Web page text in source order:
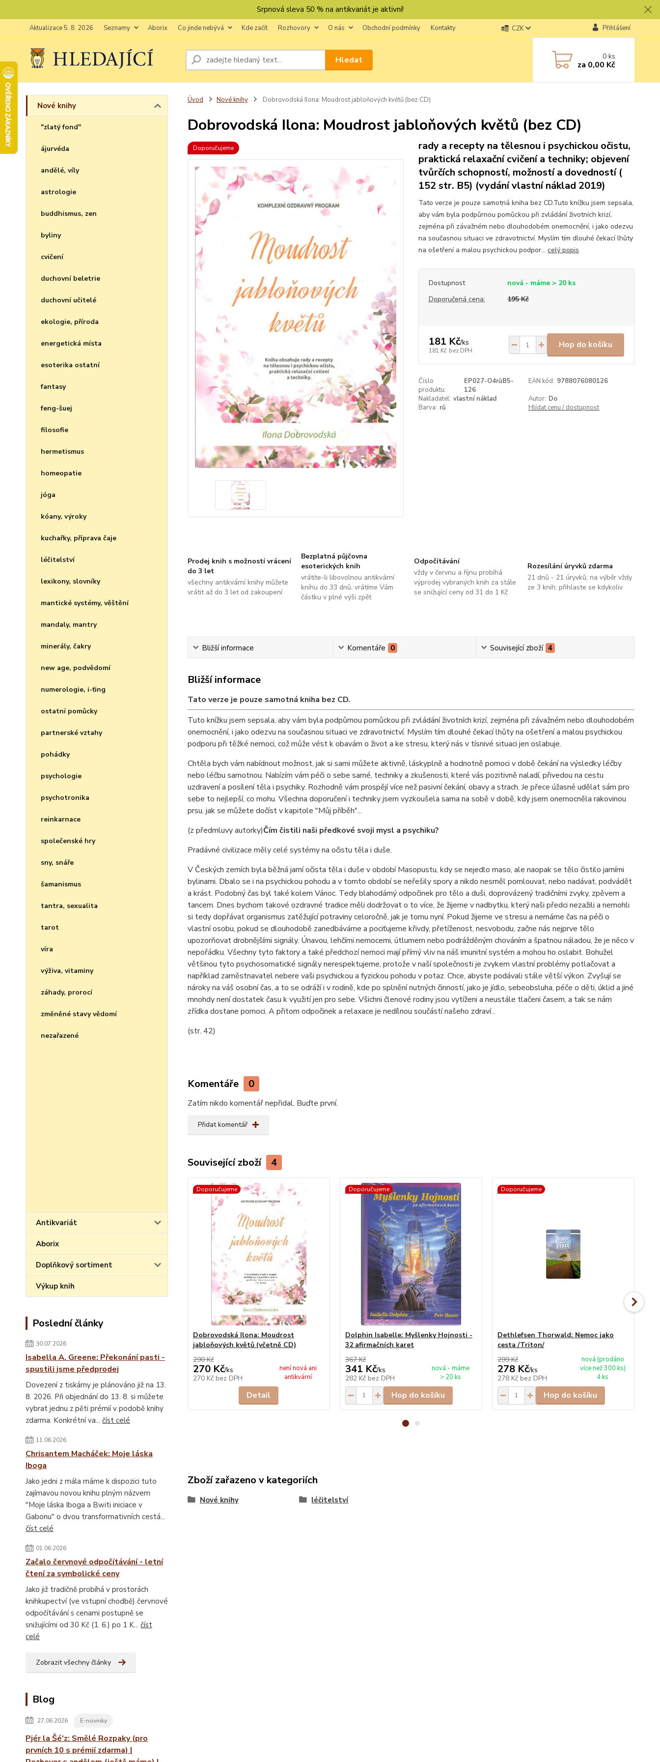
Srpnová sleva 50 % na antikvariát je aktivní!
Aktualizace 5. 8. 2026 Seznamy Aborix Co jinde nebývá Kde začít Rozhovory O nás Obchodní podmínky Kontakty CZK Přihlášení
Hledat 0ks
za 0,00 Kč
Nové knihy
"zlatý fond"
ájurvéda
andělé, víly
astrologie
buddhismus, zen
byliny
cvičení
duchovní beletrie
duchovní učitelé
ekologie, příroda
energetická místa
esoterika ostatní
fantasy
feng-šuej
filosofie
hermetismus
homeopatie
jóga
kóany, výroky
kuchařky, příprava čaje
léčitelství
lexikony, slovníky
mantické systémy, věštění
mandaly, mantry
minerály, čakry
new age, podvědomí
numerologie, i-ťing
ostatní pomůcky
partnerské vztahy
pohádky
psychologie
psychotronika
reinkarnace
společenské hry
sny, snáře
šamanismus
tantra, sexualita
tarot
víra
výživa, vitaminy
záhady, prorocí
změněné stavy vědomí
nezařazené
Antikvariát
Aborix
Doplňkový sortiment
Výkup knih
Poslední články
30.07.2026
Isabella A. Greene: Překonání pasti -
spustili jsme předprodej
Dovezení z tiskárny je plánováno již na 13.
8. 2026. Při objednání do 13. 8. si můžete
vybrat jednu z pěti prémií v podobě knihy
zdarma. Konkrétní va... číst celé
11.06.2026
Chrisantem Macháček: Moje láska
Iboga
Jako jedni z mála máme k dispozici tuto
zajímavou novou knihu plným názvem
"Moje láska Iboga a Bwiti iniciace v
Gabonu" o dvou transformativních cestá...
číst celé
01.06.2026
Začalo červnové odpočítávání - letní
čtení za symbolické ceny
Jako již tradičně probíhá v prostorách
knihkupectví (ve vstupní chodbě) červnové
odpočítávání s cenami postupně se
snižujícími od 30 Kč (1. 6.) po 1 K... číst
celé
Zobrazit všechny články
Blog
27.06.2026 E-novinky
Pjér la Šé'z: Smělé Rozpaky (pro
prvních 10 s prémií zdarma) |
Úvod Nové knihy Dobrovodská Ilona: Moudrost jabloňových květů (bez CD)
Dobrovodská Ilona: Moudrost jabloňových květů (bez CD)
Doporučujeme
rady a recepty na tělesnou i psychickou očistu,
praktická relaxační cvičení a techniky; objevení
tvůrčích schopností, možností a dovedností (
152 str. B5) (vydání vlastní náklad 2019)
Tato verze je pouze samotná kniha bez CD.Tuto knížku jsem sepsala,
aby vám byla podpůrnou pomůckou při zvládání životních krizí,
zejména při závažném nebo dlouhodobém onemocnění, i jako odezvu
na současnou situaci ve zdravotnictví. Myslím tím dlouhé čekací lhůty
na ošetření a malou psychickou podpor... celý popis
Dostupnost
nová - máme > 20 ks
Doporučená cena:
195 Kč
181 Kč/ks
181 Kč bez DPH
Hop do košíku
Číslo
produktu:
EP027-O4růB5-
126
EAN kód: 9788076080126
Nakladatel: vlastní náklad Autor: Do
Barva: rů Hlídat cenu / dostupnost
Prodej knih s možností vrácení
do 3 let
všechny antikvární knihy můžete
vrátit až do 3 let od zakoupení
Bezplatná půjčovna
esoterických knih
vrátíte-li libovolnou antikvární
knihu do 33 dnů, vrátíme Vám
částku v plné výši zpět
Odpočítávání
vždy v červnu a říjnu probíhá
výprodej vybraných knih za stále
se snižující ceny od 31 do 1 Kč
Rozesílání úryvků zdarma
21 dnů - 21 úryvků; na výběr vždy
ze 3 knih; přihlaste se kdykoliv
Bližší informace Komentáře 0 Související zboží 4
Bližší informace
Tato verze je pouze samotná kniha bez CD.
Tuto knížku jsem sepsala, aby vám byla podpůrnou pomůckou při zvládání životních krizí, zejména při závažném nebo dlouhodobém
onemocnění, i jako odezvu na současnou situaci ve zdravotnictví. Myslím tím dlouhé čekací lhůty na ošetření a malou psychickou
podporu při těžké nemoci, což může vést k obavám o život a ke stresu, který nás v tísnivé situaci jen oslabuje.
Chtěla bych vám nabídnout možnost, jak si sami můžete aktivně, láskyplně a hodnotně pomoci v době čekání na výsledky léčby
nebo léčbu samotnou. Nabízím vám péči o sebe samé, techniky a zkušenosti, které vás pozitivně naladí, přivedou na cestu
uzdravení a posílení těla i psychiky. Rozhodně vám prospějí více než pasivní čekání, obavy a strach. Je přece úžasné udělat sám pro
sebe to nejlepší, co mohu. Všechna doporučení i techniky jsem vyzkoušela sama na sobě v době, kdy jsem onemocněla rakovinou
prsu, jak se můžete dočíst v kapitole "Můj příběh"...
(z předmluvy autorky)Čím čistili naši předkové svoji mysl a psychiku?
Pradávné civilizace měly celé systémy na očistu těla i duše.
V Českých zemích byla běžná jarní očista těla i duše v období Masopustu, kdy se nejedlo maso, ale naopak se tělo čistilo jarními
bylinami. Dbalo se i na psychickou pohodu a v tomto období se neřešily spory a nikdo nesměl pomlouvat, nebo nadávat, podvádět
a krást. Podobný čas byl také kolem Vánoc. Tedy blahodárný odpočinek pro tělo a duši, doprovázený tradičními zvyky, zpěvem a
tancem. Dnes bychom takové ozdravné tradice měli dodržovat o to více, že žijeme v nadbytku, který naši předci nezažili a nemohli
si tedy dopřávat organismus zatěžující potraviny celoročně, jak je tomu nyní. Pokud žijeme ve stresu a nemáme čas na péči o
vlastní osobu, pokud se dlouhodobě zanedbáváme a pociťujeme křivdy, přetíženost, nesvobodu, začne nás nejprve tělo
upozorňovat drobnějšími signály. Únavou, lehčími nemocemi, útlumem nebo podrážděným chováním a špatnou náladou, že je něco v
nepořádku. Všechny tyto faktory a také předchozí nemoci mají přímý vliv na náš imunitní systém a mohou ho oslabit. Bohužel
většinou tyto psychosomatické signály nerespektujeme, protože v naší společnosti je zvykem vlastní problémy potlačovat a
například zaměstnavatel nebere vaši psychickou a fyzickou pohodu v potaz. Chce, abyste podávali stále větší výkon. Zvyšují se
nároky na váš osobní čas, a to se odráží i v rodině, kde po splnění nutných činností, jako je jídlo, sebeobsluha, péče o děti, úklid a jiné
mnohdy není dostatek času k využití jen pro sebe. Všichni členové rodiny jsou vytíženi a neustále tlačeni časem, a tak se nám
zřídka dostane pomoci. A přitom odpočinek a relaxace je nedílnou součástí našeho zdraví...
(str. 42)
Komentáře 0
Zatím nikdo komentář nepřidal. Buďte první.
Přidat komentář
Související zboží 4
Doporučujeme
Dobrovodská Ilona: Moudrost
jabloňových květů (včetně CD)
290 Kč
270 Kč/ks
270 Kč bez DPH
není nová ani
antikvární
Detail
Doporučujeme
Dolphin Isabelle: Myšlenky Hojnosti -
32 afirmačních karet
367 Kč
341 Kč/ks
282 Kč bez DPH
nová - máme
> 20 ks
Hop do košíku
Doporučujeme
Dethlefsen Thorwald: Nemoc jako
cesta /Triton/
299 Kč
278 Kč/ks
278 Kč bez DPH
nová (prodáno
více než 300 ks)
4 ks
Hop do košíku
Zboží zařazeno v kategoriích
Nové knihy léčitelství